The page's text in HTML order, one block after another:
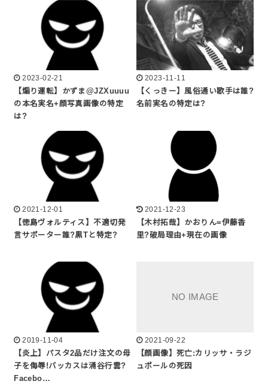
2023-02-21
【煽り運転】かずま@JZXuuuu
の本名実名+顔写真画像の特定
は?
2023-11-11
【くっきー】風俗通い歌手は誰?
名前実名の特定は?
2021-12-01
【徳島ヴォルティス】不適切発
言サポーター誰?黒Tと特定?
2021-12-23
【木村拓哉】かおりん=伊藤香
里?破局理由+現在の画像
2019-11-04
【炎上】パスタ2品だけ注文の母
子を侮辱!バッカスは涌谷行雲?
Facebo…
2021-09-22
【顔画像】死亡:カリッサ・ラジ
ュポールの死因